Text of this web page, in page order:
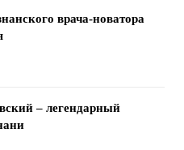
врача-новатора
– легендарный